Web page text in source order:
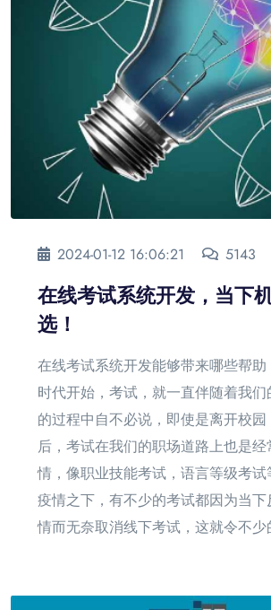
2024-01-12 16:06:21 5143
在线考试系统开发，当下
选！
在线考试系统开发能够带来哪些帮助
时代开始，考试，就一直伴随着我
的过程中自不必说，即使是离开校园
后，考试在我们的职场道路上也是
情，像职业技能考试，语言等级考
疫情之下，有不少的考试都因为当
情而无奈取消线下考试，这就令不少